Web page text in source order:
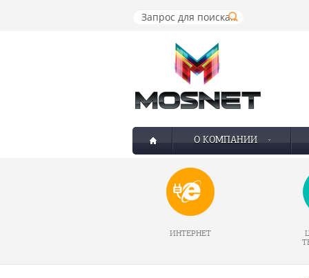
О КОМПАНИИ
ИНТЕРНЕТ